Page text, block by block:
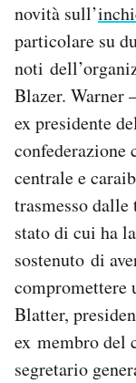
CALENDARIO
AREA
Area
Newsletter
Hai bisogno
Esci
novità sull’
particolare su
noti
Blazer. Warner
ex presidente
confederazione
centrale e
trasmesso
stato di cui ha
sostenuto di
compromettere
Blatter,
ex membro del
segretario